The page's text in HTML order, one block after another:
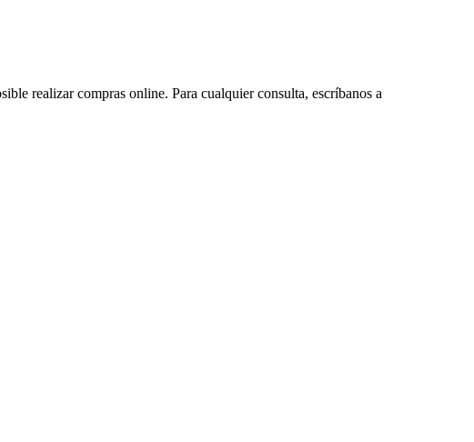
realizar compras online. Para cualquier consulta, escríbanos a